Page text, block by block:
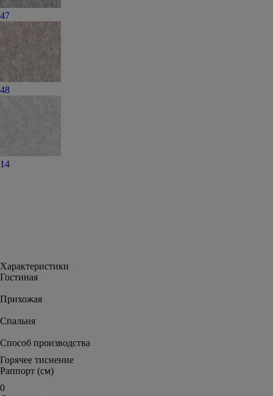
47
48
14
Характеристики
Гостиная
Прихожая
Спальня
Способ производства
Горячее тиснение
Раппорт (см)
0